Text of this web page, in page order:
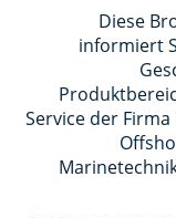
Diese
informiert
Service der Firma